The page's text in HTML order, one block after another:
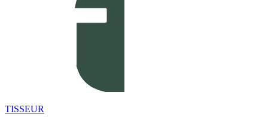
TISSEUR